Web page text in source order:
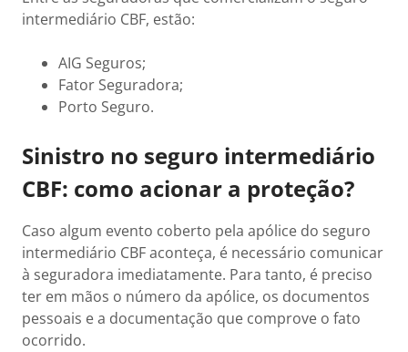
intermediário CBF, estão:
AIG Seguros;
Fator Seguradora;
Porto Seguro.
Sinistro no seguro intermediário
CBF: como acionar a proteção?
Caso algum evento coberto pela apólice do seguro
intermediário CBF aconteça, é necessário comunicar
à seguradora imediatamente. Para tanto, é preciso
ter em mãos o número da apólice, os documentos
pessoais e a documentação que comprove o fato
ocorrido.